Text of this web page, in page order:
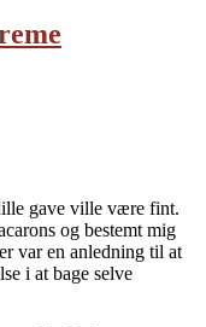
gave ville være fint.
og bestemt mig
var en anledning til at
i at bage selve